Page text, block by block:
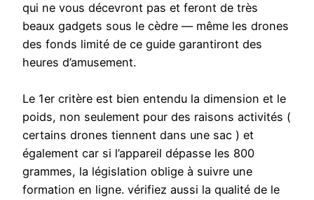
qui ne vous décevront pas et feront de très
beaux gadgets sous le cèdre — même les drones
des fonds limité de ce guide garantiront des
heures d’amusement.
Le 1er critère est bien entendu la dimension et le
poids, non seulement pour des raisons activités (
certains drones tiennent dans une sac ) et
également car si l’appareil dépasse les 800
grammes, la législation oblige à suivre une
formation en ligne. vérifiez aussi la qualité de le